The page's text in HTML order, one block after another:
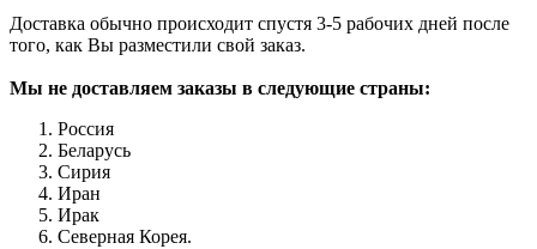
Доставка обычно происходит спустя 3-5 рабочих дней после
того, как Вы разместили свой заказ.
Мы не доставляем заказы в следующие страны:
Россия
Беларусь
Сирия
Иран
Ирак
Северная Корея.